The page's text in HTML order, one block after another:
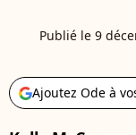
Publié le 9
Ajoutez Ode à